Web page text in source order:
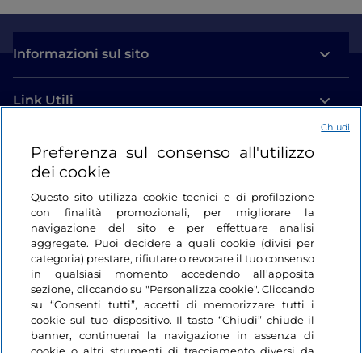
Informazioni sul sito
Link Utili
Login
Restiamo in contatto
Preferenza sul consenso all'utilizzo
dei cookie
Questo sito utilizza cookie tecnici e di profilazione
con finalità promozionali, per migliorare la
navigazione del sito e per effettuare analisi
aggregate. Puoi decidere a quali cookie (divisi per
categoria) prestare, rifiutare o revocare il tuo consenso
in qualsiasi momento accedendo all'apposita
sezione, cliccando su "Personalizza cookie". Cliccando
su “Consenti tutti”, accetti di memorizzare tutti i
cookie sul tuo dispositivo. Il tasto “Chiudi” chiude il
banner, continuerai la navigazione in assenza di
Chiudi